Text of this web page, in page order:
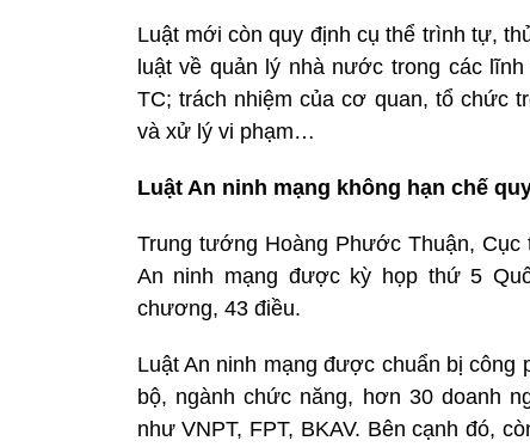
Luật mới còn quy định cụ thể trình tự,
luật về quản lý nhà nước trong các
TC; trách nhiệm của cơ quan, tổ chức
và xử lý vi phạm…
Luật An ninh mạng không hạn chế
Trung tướng Hoàng Phước Thuận,
An ninh mạng được kỳ họp thứ 5
chương, 43 điều.
Luật An ninh mạng được chuẩn bị
bộ, ngành chức năng, hơn 30 doanh
như VNPT, FPT, BKAV. Bên cạnh đó,